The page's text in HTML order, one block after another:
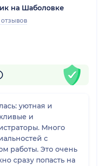
на Шаболовке
отзывов
уютная и
и
Много
с
работы. Это очень
сразу попасть на